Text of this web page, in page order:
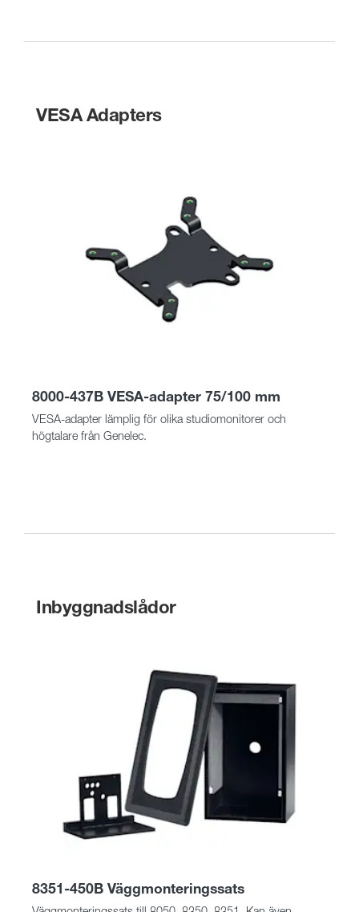
VESA Adapters
8000-437B VESA-adapter 75/100 mm
VESA-adapter lämplig för olika studiomonitorer och
högtalare från Genelec.
Inbyggnadslådor
8351-450B Väggmonteringssats